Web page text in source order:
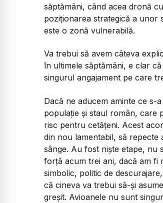
săptămâni, când acea dronă
poziționarea strategică a unor
este o zonă vulnerabilă.
Va trebui să avem câteva
în ultimele săptămâni, e clar
singurul angajament pe care
Dacă ne aducem aminte ce s-
populație și staul român, care
risc pentru cetățeni. Acest
din nou lamentabil, să repecte
sânge. Au fost niște etape, nu
forță acum trei ani, dacă am fi
simbolic, politic de
că cineva va trebui să-și
greșit. Avioanele nu sunt